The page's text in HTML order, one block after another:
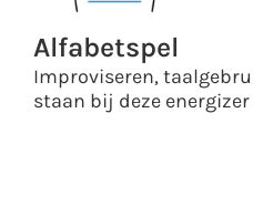
Alfabetspel
Improviseren,
staan bij deze